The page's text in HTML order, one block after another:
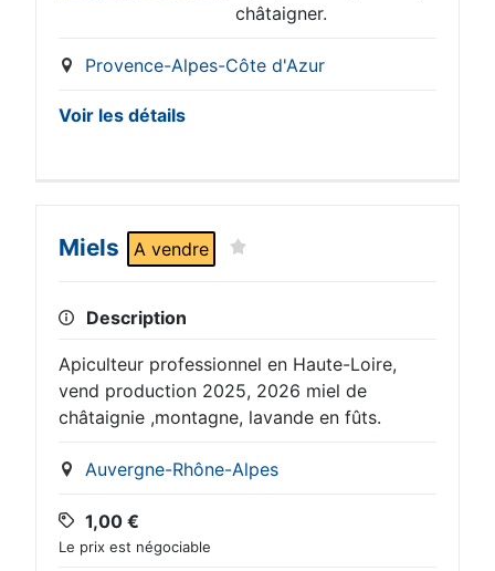
châtaigner.
Provence-Alpes-Côte d'Azur
Voir les détails
Miels A vendre
Description
Apiculteur professionnel en Haute-Loire,
vend production 2025, 2026 miel de
châtaignie ,montagne, lavande en fûts.
Auvergne-Rhône-Alpes
1,00 €
Le prix est négociable